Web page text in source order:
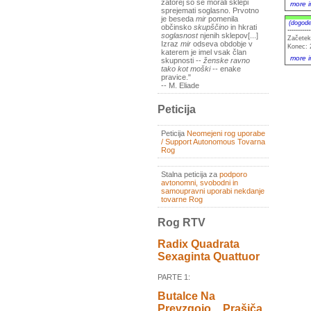
zatorej so se morali sklepi
sprejemati soglasno. Prvotno
je beseda mir pomenila
občinsko skupščino in hkrati
soglasnostnjenih sklepov[...]
Izraz mir odseva obdobje v
katerem je imel vsak član
skupnosti -- ženske ravno
tako kot moški-- enake
pravice."
-- M. Eliade
Peticija
Peticija Neomejeni rog uporabe
/ Support Autonomous Tovarna
Rog
Stalna peticija za podporo
avtonomni, svobodni in
samoupravni uporabi nekdanje
tovarne Rog
Rog RTV
Radix Quadrata
Sexaginta Quattuor
PARTE 1:
Butalce Na
Prevzgojo _ Prašiča
more
Konec:
more